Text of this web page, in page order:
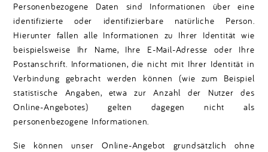
Personenbezogene Daten sind Informationen über eine
identifizierte oder identifizierbare natürliche Person.
Hierunter fallen alle Informationen zu Ihrer Identität wie
beispielsweise Ihr Name, Ihre E-Mail-Adresse oder Ihre
Postanschrift. Informationen, die nicht mit Ihrer Identität in
Verbindung gebracht werden können (wie zum Beispiel
statistische Angaben, etwa zur Anzahl der Nutzer des
Online-Angebotes) gelten dagegen nicht als
personenbezogene Informationen.
Sie können unser Online-Angebot grundsätzlich ohne